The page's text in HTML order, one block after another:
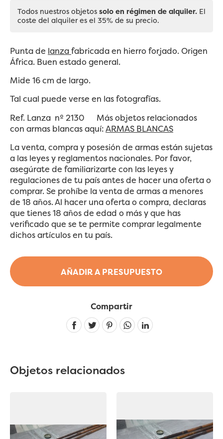
AÑADIR A PRESUPUESTO
Todos nuestros objetos solo en régimen de alquiler. El
coste del alquiler es el 35% de su precio.
Punta de lanzafabricada en hierro forjado. Origen
África. Buen estado general.
Mide 16 cm de largo.
Tal cual puede verse en las fotografías.
Ref. Lanza nº 2130 Más objetos relacionados
con armas blancas aquí:ARMAS BLANCAS
La venta, compra y posesión de armas están sujetas
a las leyes y reglamentos nacionales. Por favor,
asegúrate de familiarizarte con las leyes y
regulaciones de tu país antes de hacer una oferta o
comprar. Se prohíbe la venta de armas a menores
de 18 años. Al hacer una oferta o compra, declaras
que tienes 18 años de edad o más y que has
verificado que se te permite comprar legalmente
dichos artículos en tu país.
Compartir
Linkedin
Objetos relacionados